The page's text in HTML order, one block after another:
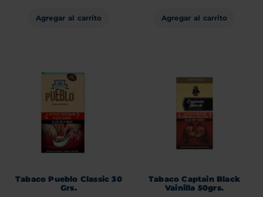
Agregar al carrito Agregar al carrito
Tabaco Pueblo Classic 30
Grs.
Tabaco Captain Black
Vainilla 50grs.